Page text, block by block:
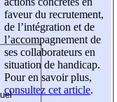
faveur du recrutement,
de l’intégration et de
l’accompagnement de
ses collaborateurs en
situation de handicap.
Pour en savoir plus,
consultez cet article.